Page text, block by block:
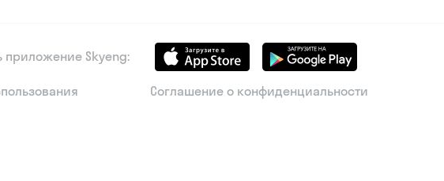
приложение Skyeng:
Соглашение о конфиденциальности